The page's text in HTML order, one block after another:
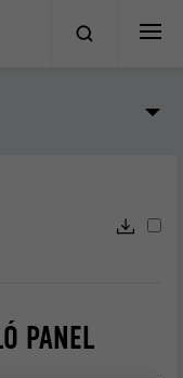
PANEL